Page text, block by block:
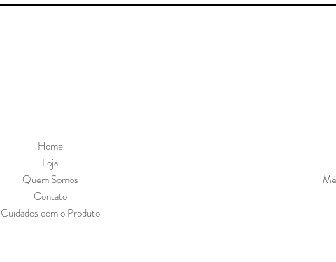
Home
Loja
Quem Somos
Contato
Cuidados com o Produto